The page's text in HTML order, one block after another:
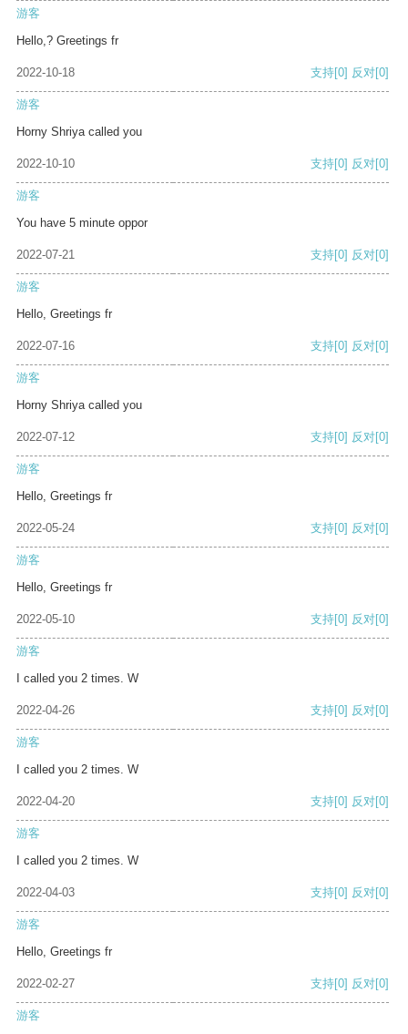
游客
Hello,? Greetings fr
2022-10-18 支持[0] 反对[0]
游客
Horny Shriya called you
2022-10-10 支持[0] 反对[0]
游客
You have 5 minute oppor
2022-07-21 支持[0] 反对[0]
游客
Hello, Greetings fr
2022-07-16 支持[0] 反对[0]
游客
Horny Shriya called you
2022-07-12 支持[0] 反对[0]
游客
Hello, Greetings fr
2022-05-24 支持[0] 反对[0]
游客
Hello, Greetings fr
2022-05-10 支持[0] 反对[0]
游客
I called you 2 times. W
2022-04-26 支持[0] 反对[0]
游客
I called you 2 times. W
2022-04-20 支持[0] 反对[0]
游客
I called you 2 times. W
2022-04-03 支持[0] 反对[0]
游客
Hello, Greetings fr
2022-02-27 支持[0] 反对[0]
游客